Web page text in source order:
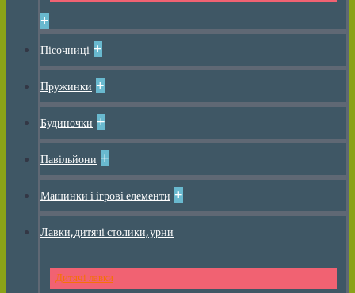
+
Пісочниці +
Пружинки +
Будиночки +
Павільйони +
Машинки і ігрові елементи +
Лавки, дитячі столики, урни
Дитячі лавки